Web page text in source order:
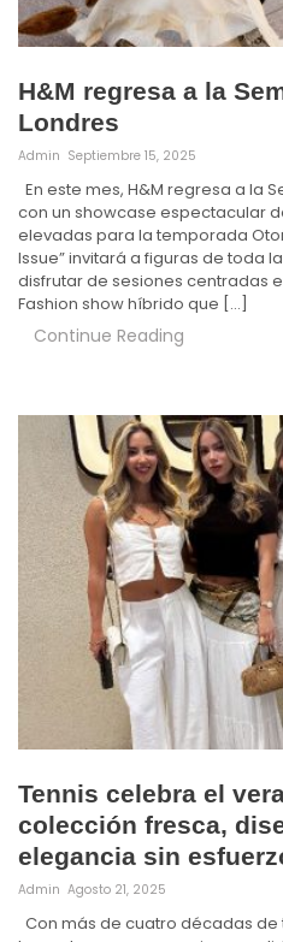
H&M regresa a la
Londres
Admin Septiembre 15, 2025
En este mes, H&M regresa a la
con un showcase espectacular
elevadas para la temporada
Issue” invitará a figuras de toda
disfrutar de sesiones centradas
Fashion show híbrido que […]
Continue Reading
Tennis celebra el
colección fresca,
elegancia sin
Admin Agosto 21, 2025
Con más de cuatro décadas